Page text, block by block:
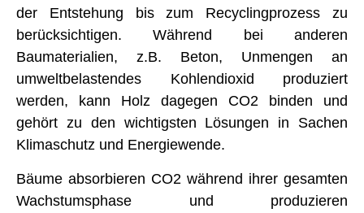
der Entstehung bis zum Recyclingprozess zu
berücksichtigen. Während bei anderen
Baumaterialien, z.B. Beton, Unmengen an
umweltbelastendes Kohlendioxid produziert
werden, kann Holz dagegen CO2 binden und
gehört zu den wichtigsten Lösungen in Sachen
Klimaschutz und Energiewende.
Bäume absorbieren CO2 während ihrer gesamten
Wachstumsphase und produzieren